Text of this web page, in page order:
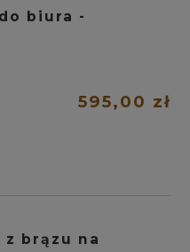
biura -
595,00 zł
brązu na